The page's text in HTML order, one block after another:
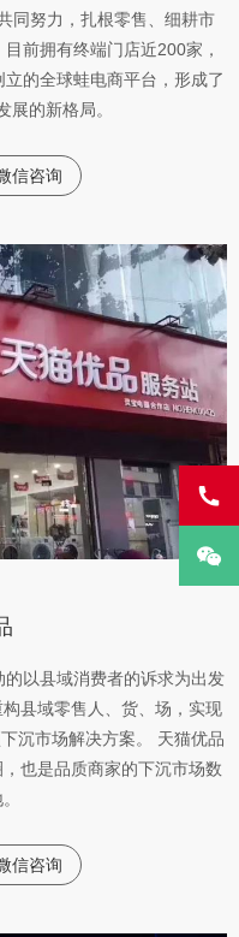
同努力，扎根零售、细耕市
前拥有终端门店近200家，
的全球蛙电商平台，形成了
展的新格局。
信咨询
以县域消费者的诉求为出发
县域零售人、货、场，实现
沉市场解决方案。 天猫优品
也是品质商家的下沉市场数
信咨询